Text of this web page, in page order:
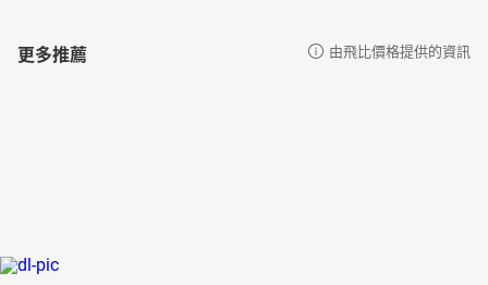
更多推薦 由飛比價格提供的資訊